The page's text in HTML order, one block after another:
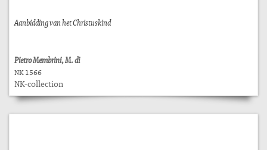
Aanbidding van het Christuskind
Pietro Membrini, M. di
NK 1566
NK-collection